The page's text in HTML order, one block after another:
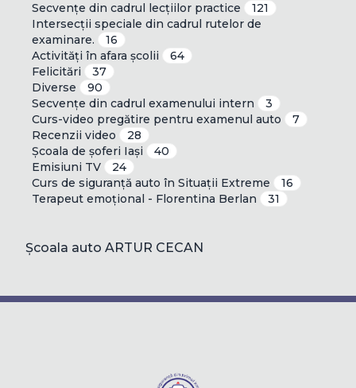
Secvențe din cadrul lecțiilor practice
121
Intersecții speciale din cadrul rutelor de
examinare.
16
Activități în afara școlii
64
Felicitări
37
Diverse
90
Secvențe din cadrul examenului intern
3
Curs-video pregătire pentru examenul auto
7
Recenzii video
28
Școala de șoferi Iași
40
Emisiuni TV
24
Curs de siguranță auto în Situații Extreme
16
Terapeut emoțional - Florentina Berlan
31
Școala auto ARTUR CECAN